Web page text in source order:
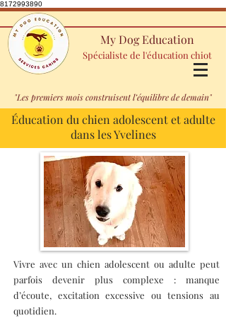
8172993890
My Dog Education
Spécialiste de l'éducation chiot
"Les premiers mois construisent l’équilibre de demain"
Éducation du chien adolescent et adulte
dans les Yvelines
Vivre avec un chien adolescent ou adulte peut
parfois devenir plus complexe : manque
d’écoute, excitation excessive ou tensions au
quotidien.